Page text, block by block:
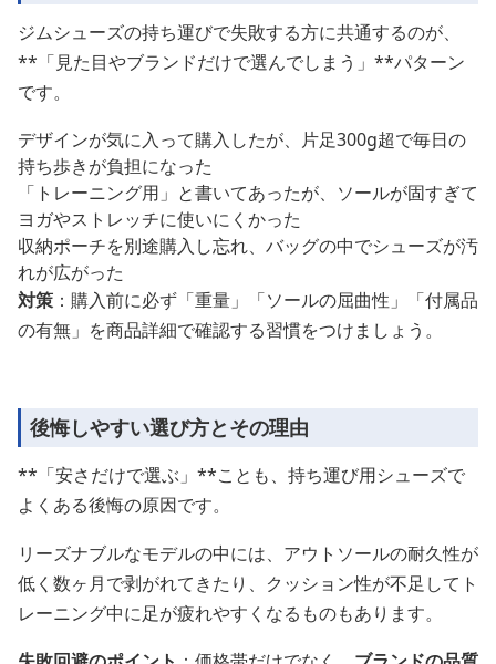
ジムシューズの持ち運びで失敗する方に共通するのが、
**「見た目やブランドだけで選んでしまう」**パターン
です。
デザインが気に入って購入したが、片足300g超で毎日の
持ち歩きが負担になった
「トレーニング用」と書いてあったが、ソールが固すぎて
ヨガやストレッチに使いにくかった
収納ポーチを別途購入し忘れ、バッグの中でシューズが汚
れが広がった
対策 ：購入前に必ず「重量」「ソールの屈曲性」「付属品
の有無」を商品詳細で確認する習慣をつけましょう。
後悔しやすい選び方とその理由
**「安さだけで選ぶ」**ことも、持ち運び用シューズで
よくある後悔の原因です。
リーズナブルなモデルの中には、アウトソールの耐久性が
低く数ヶ月で剥がれてきたり、クッション性が不足してト
レーニング中に足が疲れやすくなるものもあります。